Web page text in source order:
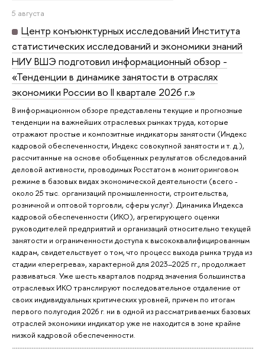
5 августа
Центр конъюнктурных исследований Института
статистических исследований и экономики знаний
НИУ ВШЭ подготовил информационный обзор -
«Тенденции в динамике занятости в отраслях
экономики России во II квартале 2026 г.»
В информационном обзоре представлены текущие и прогнозные
тенденции на важнейших отраслевых рынках труда, которые
отражают простые и композитные индикаторы занятости (Индекс
кадровой обеспеченности, Индекс совокупной занятости и т. д.),
рассчитанные на основе обобщенных результатов обследований
деловой активности, проводимых Росстатом в мониторинговом
режиме в базовых видах экономической деятельности (всего -
около 25 тыс. организаций промышленности, строительства,
розничной и оптовой торговли, сферы услуг). Динамика Индекса
кадровой обеспеченности (ИКО), агрегирующего оценки
руководителей предприятий и организаций относительно текущей
занятости и ограниченности доступа к высококвалифицированным
кадрам, свидетельствует о том, что процесс выхода рынка труда из
стадии «перегрева», характерной для 2023–2025 гг., продолжает
развиваться. Уже шесть кварталов подряд значения большинства
отраслевых ИКО транслируют последовательное отдаление от
своих индивидуальных критических уровней, причем по итогам
первого полугодия 2026 г. ни в одной из рассматриваемых базовых
отраслей экономики индикатор уже не находится в зоне крайне
низкой кадровой обеспеченности.